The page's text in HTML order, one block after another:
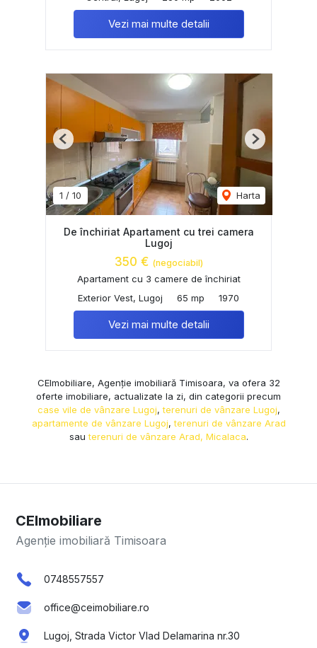
Vezi mai multe detalii
1 / 10 Harta
Previous Next
De închiriat Apartament cu trei camera
Lugoj
350 € (negociabil)
Apartament cu 3 camere de închiriat
Exterior Vest, Lugoj
65 mp 1970
Vezi mai multe detalii
CEImobiliare, Agenție imobiliară Timisoara, va ofera 32
oferte imobiliare, actualizate la zi, din categorii precum
case vile de vânzare Lugoj,terenuri de vânzare Lugoj,
apartamente de vânzare Lugoj,terenuri de vânzare Arad
sauterenuri de vânzare Arad, Micalaca.
CEImobiliare
Agenție imobiliară Timisoara
0748557557
office@ceimobiliare.ro
Lugoj, Strada Victor Vlad Delamarina nr.30